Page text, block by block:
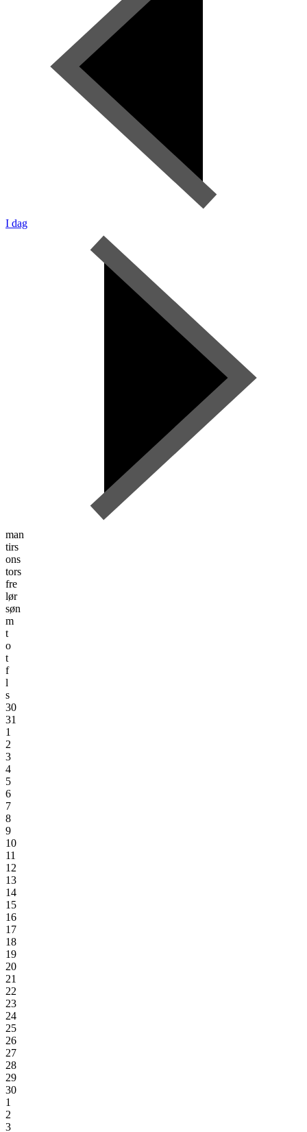
I dag
man
tirs
ons
tors
fre
lør
søn
m
t
o
t
f
l
s
30
31
1
2
3
4
5
6
7
8
9
10
11
12
13
14
15
16
17
18
19
20
21
22
23
24
25
26
27
28
29
30
1
2
3